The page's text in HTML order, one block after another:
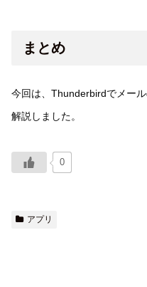
まとめ
今回は、Thunderbirdでメー
解説しました。
0
アプリ